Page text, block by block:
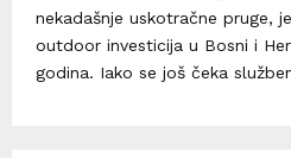
nekadašnje uskotračne pruge,
outdoor investicija u Bosni i
godina. Iako se još čeka